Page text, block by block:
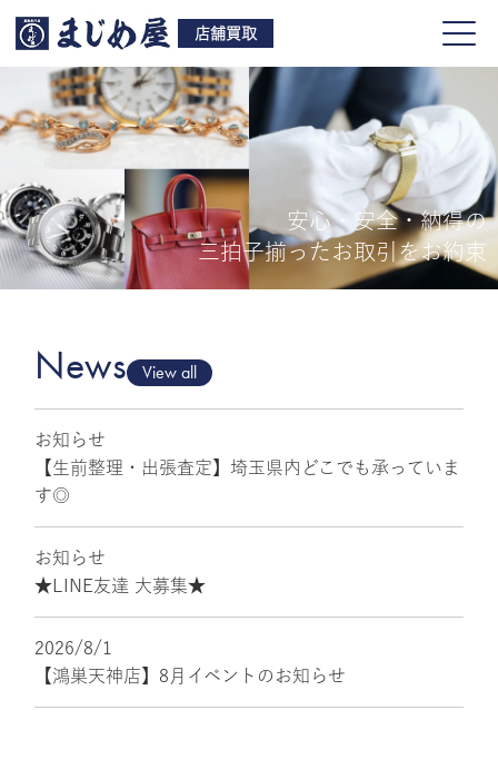
店舗買取
買取品目
店舗一覧
安心・安全・納得の
三拍子揃ったお取引をお約束
News View all
お知らせ
【生前整理・出張査定】埼玉県内どこでも承っていま
す◎
お知らせ
★LINE友達 大募集★
2026/8/1
【鴻巣天神店】8月イベントのお知らせ